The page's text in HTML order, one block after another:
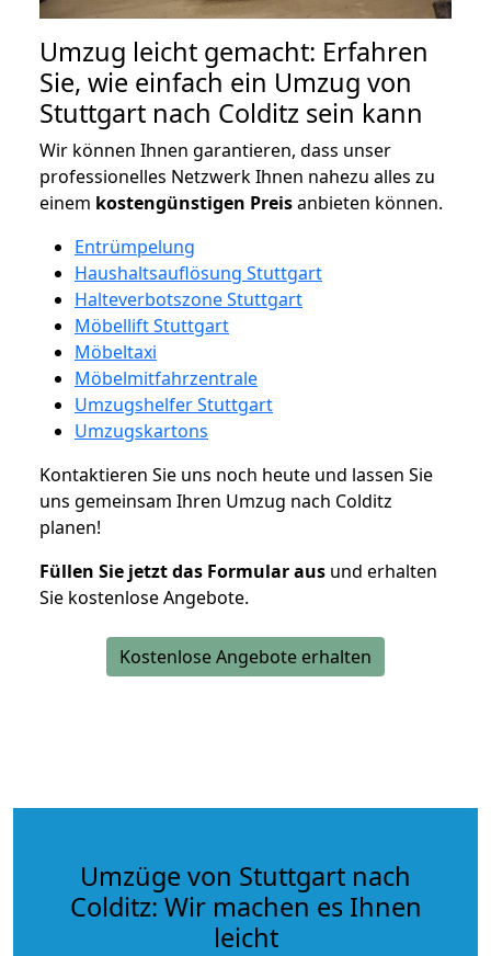
Umzug leicht gemacht: Erfahren
Sie, wie einfach ein Umzug von
Stuttgart nach Colditz sein kann
Wir können Ihnen garantieren, dass unser
professionelles Netzwerk Ihnen nahezu alles zu
einem kostengünstigen Preisanbieten können.
Entrümpelung
Haushaltsauflösung Stuttgart
Halteverbotszone Stuttgart
Möbellift Stuttgart
Möbeltaxi
Möbelmitfahrzentrale
Umzugshelfer Stuttgart
Umzugskartons
Kontaktieren Sie uns noch heute und lassen Sie
uns gemeinsam Ihren Umzug nach Colditz
planen!
Füllen Sie jetzt das Formular aus und erhalten
Sie kostenlose Angebote.
Kostenlose Angebote erhalten
Umzüge von Stuttgart nach
Colditz: Wir machen es Ihnen
leicht